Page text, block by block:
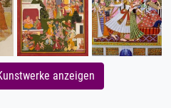
anzeigen